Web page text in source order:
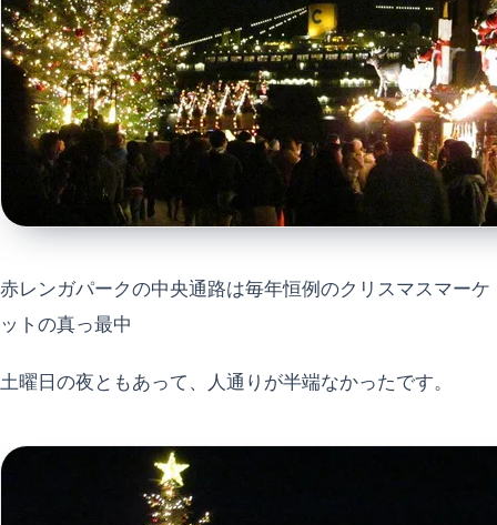
赤レンガパークの中央通路は毎年恒例のクリスマスマーケ
ットの真っ最中
土曜日の夜ともあって、人通りが半端なかったです。